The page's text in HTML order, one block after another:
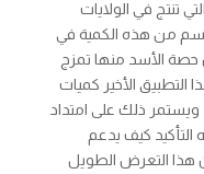
تنتج في الولايات
من هذه الكمية في
حصة الأسد منها تمزج
الأخير كميات
ويستمر ذلك على امتداد
كيف يدعم
هذا التعرض الطويل